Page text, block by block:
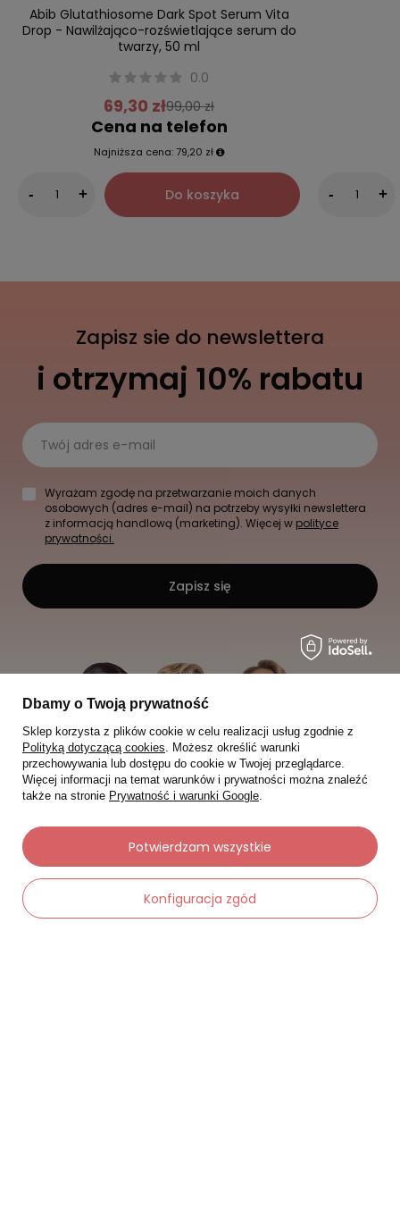
Abib Glutathiosome Dark Spot Serum Vita
Drop - Nawilżająco-rozświetlające serum do
twarzy, 50 ml
0.0
69,30 zł99,00 zł
Cena na telefon
Najniższa cena: 79,20 zł
- + Do koszyka - +
Zapisz sie do newslettera
i otrzymaj 10% rabatu
Twój adres e-mail
Wyrażam zgodę na przetwarzanie moich danych
osobowych (adres e-mail) na potrzeby wysyłki newslettera
z informacją handlową (marketing). Więcej w polityce
prywatności.
Zapisz się
Moje zamówienia
Dbamy o Twoją prywatność
Sklep korzysta z plików cookie w celu realizacji usług zgodnie z
Polityką dotyczącą cookies. Możesz określić warunki
przechowywania lub dostępu do cookie w Twojej przeglądarce.
Więcej informacji na temat warunków i prywatności można znaleźć
także na stronie Prywatność i warunki Google.
Konfiguracja zgód
Potwierdzam wszystkie